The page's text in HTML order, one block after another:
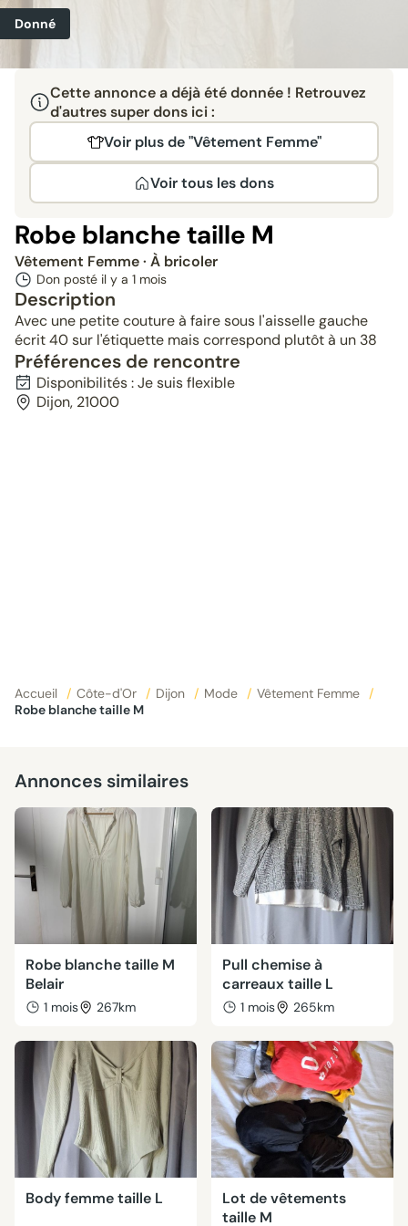
Donné
Cette annonce a déjà été donnée ! Retrouvez
d'autres super dons ici :
Voir plus de "Vêtement Femme"
Voir tous les dons
Robe blanche taille M
Vêtement Femme· À bricoler
Don posté il y a 1 mois
Description
Avec une petite couture à faire sous l'aisselle gauche
écrit 40 sur l'étiquette mais correspond plutôt à un 38
Préférences de rencontre
Disponibilités : Je suis flexible
Dijon, 21000
Accueil / Côte-d'Or / Dijon / Mode / Vêtement Femme
/
Robe blanche taille M
Annonces similaires
Robe blanche taille M
Belair
1 mois 267km
Pull chemise à
carreaux taille L
1 mois 265km
Body femme taille L
Lot de vêtements
taille M